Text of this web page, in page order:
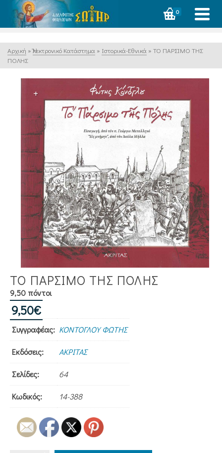
0
Αρχική » Ἠλεκτρονικό Κατάστημα » Ιστορικά-Εθνικά » ΤΟ ΠΑΡΣΙΜΟ ΤΗΣ
ΠΟΛΗΣ
ΤΟ ΠΑΡΣΙΜΟ ΤΗΣ ΠΟΛΗΣ
9,50 πόντοι
9,50€
Συγγραφέας: ΚΟΝΤΟΓΛΟΥ ΦΩΤΗΣ
Εκδόσεις: ΑΚΡΙΤΑΣ
Σελίδες: 64
Κωδικός: 14-388